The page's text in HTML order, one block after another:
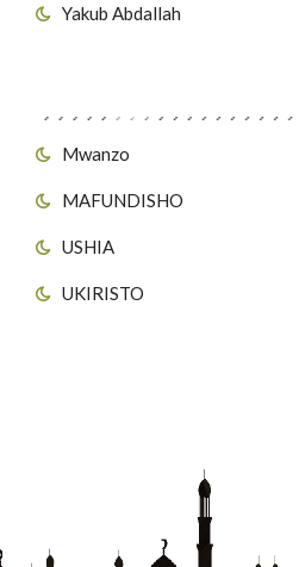
Yakub Abdallah
Mwanzo
MAFUNDISHO
USHIA
UKIRISTO